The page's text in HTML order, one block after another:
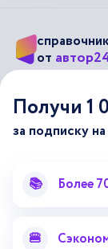
от
Подписывайся на
Лекторий
Справочник
Получи 1
за подписку
📚 Более
🍔